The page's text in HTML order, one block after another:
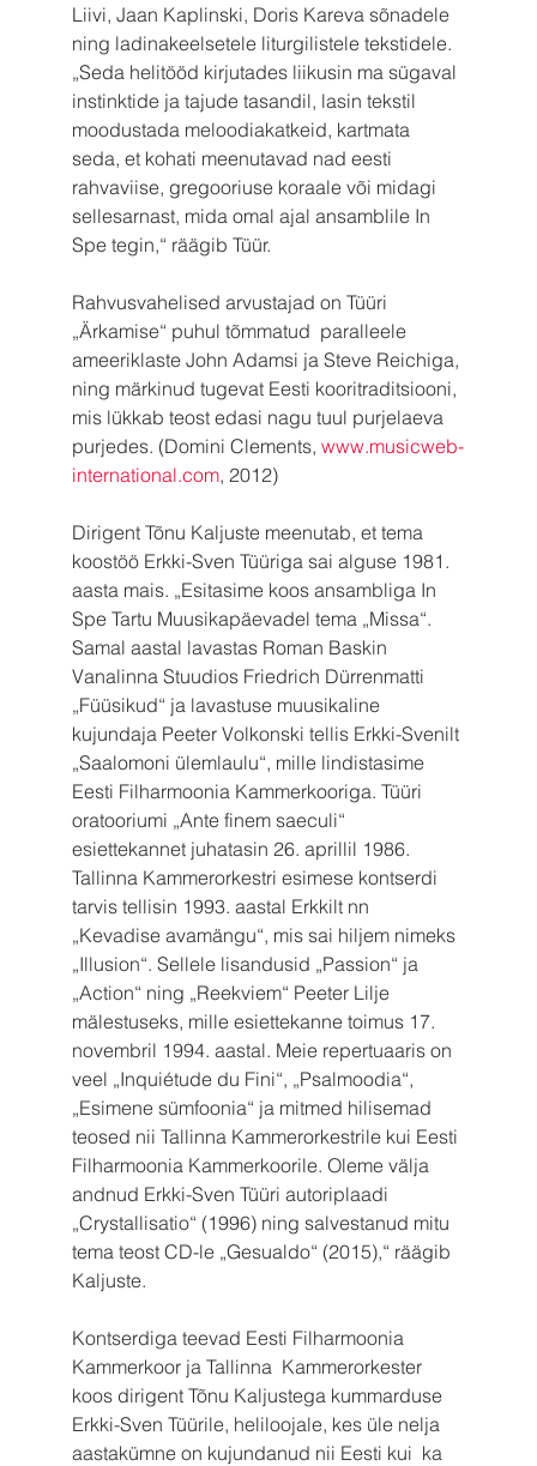
Liivi, Jaan Kaplinski, Doris Kareva sõnadele
ning ladinakeelsetele liturgilistele tekstidele.
„Seda helitööd kirjutades liikusin ma sügaval
instinktide ja tajude tasandil, lasin tekstil
moodustada meloodiakatkeid, kartmata
seda, et kohati meenutavad nad eesti
rahvaviise, gregooriuse koraale või midagi
sellesarnast, mida omal ajal ansamblile In
Spe tegin,“ räägib Tüür.
Rahvusvahelised arvustajad on Tüüri
„Ärkamise“ puhul tõmmatud  paralleele
ameeriklaste John Adamsi ja Steve Reichiga,
ning märkinud tugevat Eesti kooritraditsiooni,
mis lükkab teost edasi nagu tuul purjelaeva
purjedes. (Domini Clements, www.musicweb-
international.com, 2012)
Dirigent Tõnu Kaljuste meenutab, et tema
koostöö Erkki-Sven Tüüriga sai alguse 1981.
aasta mais. „Esitasime koos ansambliga In
Spe Tartu Muusikapäevadel tema „Missa“.
Samal aastal lavastas Roman Baskin
Vanalinna Stuudios Friedrich Dürrenmatti
„Füüsikud“ ja lavastuse muusikaline
kujundaja Peeter Volkonski tellis Erkki-Svenilt
„Saalomoni ülemlaulu“, mille lindistasime
Eesti Filharmoonia Kammerkooriga. Tüüri
oratooriumi „Ante finem saeculi“
esiettekannet juhatasin 26. aprillil 1986.
Tallinna Kammerorkestri esimese kontserdi
tarvis tellisin 1993. aastal Erkkilt nn
„Kevadise avamängu“, mis sai hiljem nimeks
„Illusion“. Sellele lisandusid „Passion“ ja
„Action“ ning „Reekviem“ Peeter Lilje
mälestuseks, mille esiettekanne toimus 17.
novembril 1994. aastal. Meie repertuaaris on
veel „Inquiétude du Fini“, „Psalmoodia“,
„Esimene sümfoonia“ ja mitmed hilisemad
teosed nii Tallinna Kammerorkestrile kui Eesti
Filharmoonia Kammerkoorile. Oleme välja
andnud Erkki-Sven Tüüri autoriplaadi
„Crystallisatio“ (1996) ning salvestanud mitu
tema teost CD-le „Gesualdo“ (2015),“ räägib
Kaljuste.
Kontserdiga teevad Eesti Filharmoonia
Kammerkoor ja Tallinna  Kammerorkester
koos dirigent Tõnu Kaljustega kummarduse
Erkki-Sven Tüürile, heliloojale, kes üle nelja
aastakümne on kujundanud nii Eesti kui  ka